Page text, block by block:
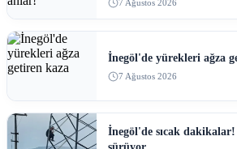
7 Ağustos 2026
İnegöl'de yürekleri ağza
7 Ağustos 2026
İnegöl'de sıcak dakikalar!